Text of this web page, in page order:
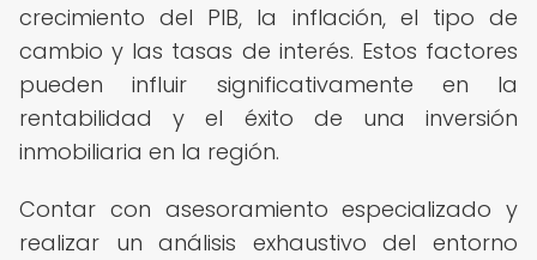
crecimiento del PIB, la inflación, el tipo de
cambio y las tasas de interés. Estos factores
pueden influir significativamente en la
rentabilidad y el éxito de una inversión
inmobiliaria en la región.
Contar con asesoramiento especializado y
realizar un análisis exhaustivo del entorno